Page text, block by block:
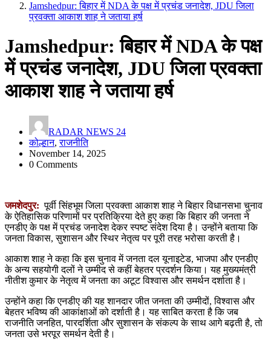
Jamshedpur: बिहार में NDA के पक्ष में प्रचंड जनादेश, JDU जिला
प्रवक्ता आकाश शाह ने जताया हर्ष
Jamshedpur: बिहार में NDA के पक्ष
में प्रचंड जनादेश, JDU जिला प्रवक्ता
आकाश शाह ने जताया हर्ष
RADAR NEWS 24
कोल्हान,राजनीति
November 14, 2025
0 Comments
जमशेदपुर: पूर्वी सिंहभूम जिला प्रवक्ता आकाश शाह ने बिहार विधानसभा चुनाव
के ऐतिहासिक परिणामों पर प्रतिक्रिया देते हुए कहा कि बिहार की जनता ने
एनडीए के पक्ष में प्रचंड जनादेश देकर स्पष्ट संदेश दिया है। उन्होंने बताया कि
जनता विकास, सुशासन और स्थिर नेतृत्व पर पूरी तरह भरोसा करती है।
आकाश शाह ने कहा कि इस चुनाव में जनता दल यूनाइटेड, भाजपा और एनडीए
के अन्य सहयोगी दलों ने उम्मीद से कहीं बेहतर प्रदर्शन किया। यह मुख्यमंत्री
नीतीश कुमार के नेतृत्व में जनता का अटूट विश्वास और समर्थन दर्शाता है।
उन्होंने कहा कि एनडीए की यह शानदार जीत जनता की उम्मीदों, विश्वास और
बेहतर भविष्य की आकांक्षाओं को दर्शाती है। यह साबित करता है कि जब
राजनीति जनहित, पारदर्शिता और सुशासन के संकल्प के साथ आगे बढ़ती है, तो
जनता उसे भरपूर समर्थन देती है।